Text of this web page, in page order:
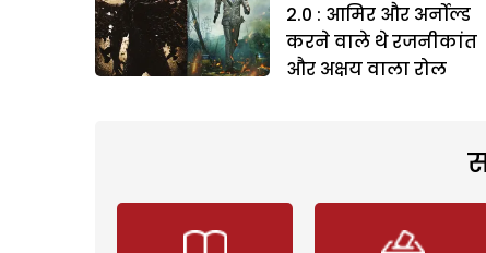
2.0 : आमिर और अर्नोल्ड
करने वाले थे रजनीकांत
और अक्षय वाला रोल